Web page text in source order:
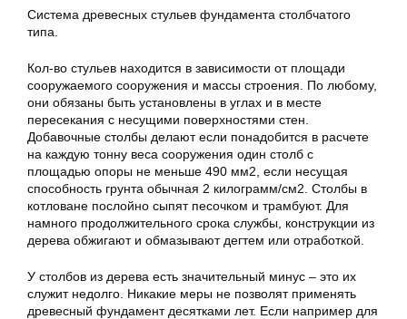
Система древесных стульев фундамента столбчатого
типа.
Кол-во стульев находится в зависимости от площади
сооружаемого сооружения и массы строения. По любому,
они обязаны быть установлены в углах и в месте
пересекания с несущими поверхностями стен.
Добавочные столбы делают если понадобится в расчете
на каждую тонну веса сооружения один столб с
площадью опоры не меньше 490 мм2, если несущая
способность грунта обычная 2 килограмм/см2. Столбы в
котловане послойно сыпят песочком и трамбуют. Для
намного продолжительного срока службы, конструкции из
дерева обжигают и обмазывают дегтем или отработкой.
У столбов из дерева есть значительный минус – это их
служит недолго. Никакие меры не позволят применять
древесный фундамент десятками лет. Если например для